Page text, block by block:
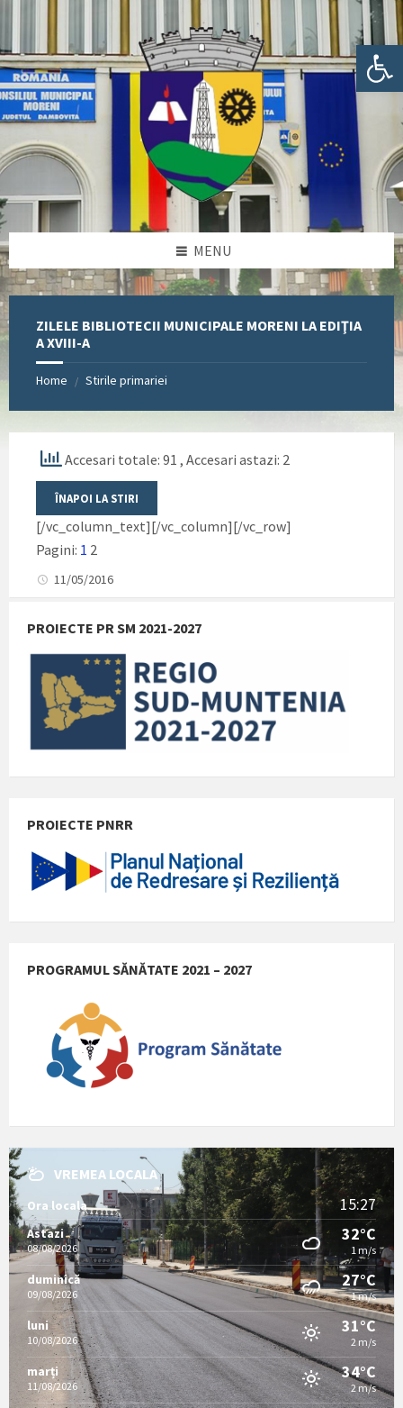
Deschide bara de unelte
sidebar
sidebar
MENU
ZILELE BIBLIOTECII MUNICIPALE MORENI LA EDIŢIA
A XVIII-A
Home / Stirile primariei
Accesari totale: 91 , Accesari astazi: 2
[/vc_column_text][/vc_column][/vc_row]
Pagini: 1 2
11/05/2016
PROIECTE PR SM 2021-2027
PROIECTE PNRR
PROGRAMUL SĂNĂTATE 2021 – 2027
VREMEA LOCALA
Ora locala 15:27
Astazi
08/08/2026
32°C
1 m/s
duminică
09/08/2026
27°C
1 m/s
luni
10/08/2026
31°C
2 m/s
marți
11/08/2026
34°C
2 m/s